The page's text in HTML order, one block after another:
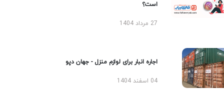
است؟
27 مرداد 1404
اجاره انبار برای لوازم منزل - جهان دپو
04 اسفند 1404